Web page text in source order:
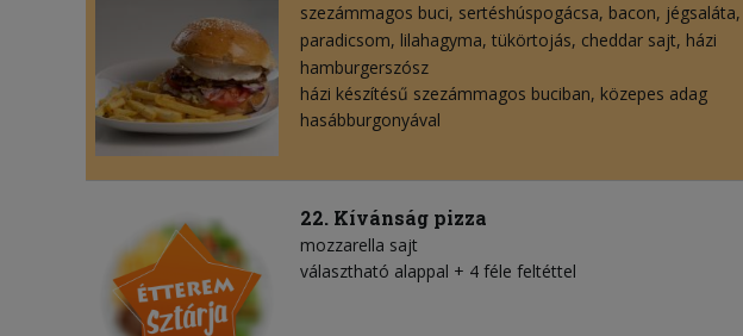
szezámmagos buci sertéshúspogácsa bacon jégsaláta
paradicsom lilahagyma tükörtojás cheddar sajt házi
hamburgerszósz
házi készítésű szezámmagos buciban, közepes adag
hasábburgonyával
22. Kívánság pizza
mozzarella sajt
választható alappal + 4 féle feltéttel